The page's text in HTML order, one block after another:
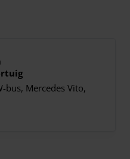
bus, Mercedes Vito,